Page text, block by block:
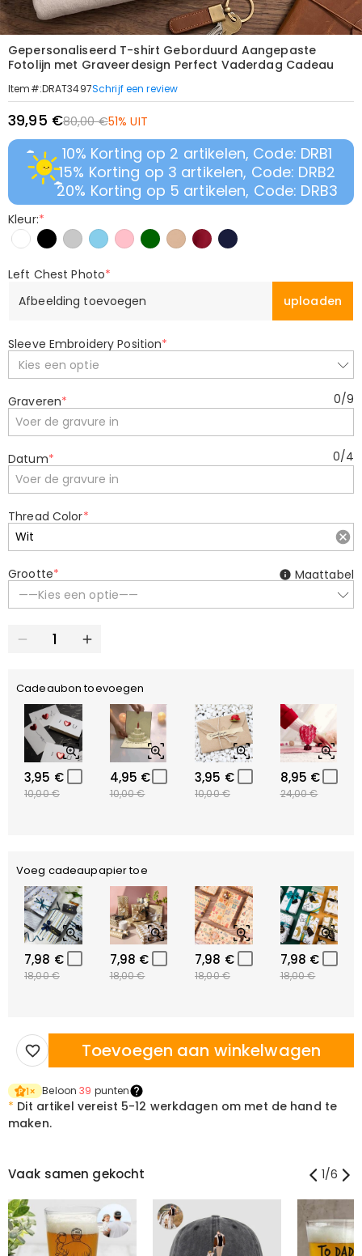
Gepersonaliseerd T-shirt Geborduurd Aangepaste
Fotolijn met Graveerdesign Perfect Vaderdag Cadeau
Item#:DRAT3497Schrijf een review
39,95 €80,00 €51% UIT
10% Korting op 2 artikelen, Code: DRB1
15% Korting op 3 artikelen, Code: DRB2
20% Korting op 5 artikelen, Code: DRB3
Kleur:*
Left Chest Photo*
Afbeelding toevoegen
uploaden
Sleeve Embroidery Position*
Kies een optie
Graveren* 0/9
Datum* 0/4
Thread Color*
Grootte*
——Kies een optie——
Maattabel
Cadeaubon toevoegen
3,95 €
10,00 €
4,95 €
10,00 €
3,95 €
10,00 €
8,95 €
24,00 €
Voeg cadeaupapier toe
7,98 €
18,00 €
7,98 €
18,00 €
7,98 €
18,00 €
7,98 €
18,00 €
Toevoegen aan winkelwagen
1× Beloon39 punten
* Dit artikel vereist 5-12 werkdagen om met de hand te
maken.
Vaak samen gekocht 1/6